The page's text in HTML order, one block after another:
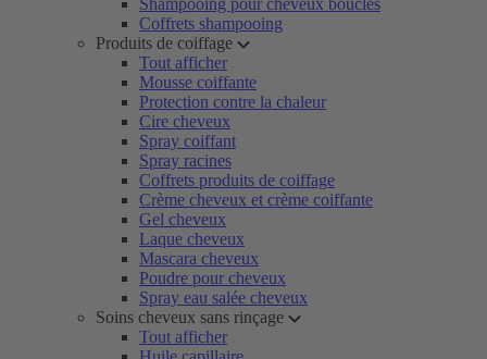
Shampooing pour cheveux bouclés
Coffrets shampooing
Produits de coiffage
Tout afficher
Mousse coiffante
Protection contre la chaleur
Cire cheveux
Spray coiffant
Spray racines
Coffrets produits de coiffage
Crème cheveux et crème coiffante
Gel cheveux
Laque cheveux
Mascara cheveux
Poudre pour cheveux
Spray eau salée cheveux
Soins cheveux sans rinçage
Tout afficher